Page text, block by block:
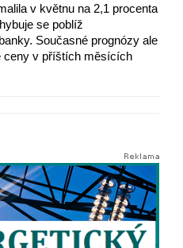
v květnu na 2,1 procenta
se poblíž
Současné prognózy ale
ceny v příštích měsících